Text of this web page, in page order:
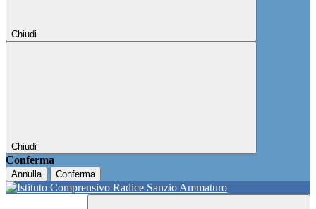
Chiudi
Chiudi
Conferma
Annulla Conferma